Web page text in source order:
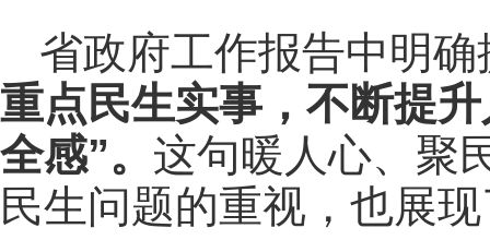
省政府工作报告中明
重点民生实事，不断提
全感”。 这句暖人心、聚
民生问题的重视，也展